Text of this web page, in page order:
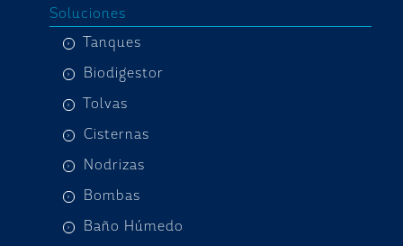
Soluciones
Tanques
Biodigestor
Tolvas
Cisternas
Nodrizas
Bombas
Baño Húmedo